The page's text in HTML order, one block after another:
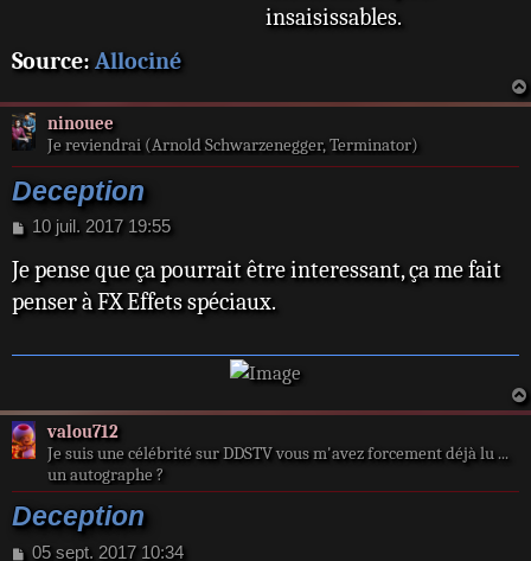
insaisissables.
Source: Allociné
ninouee
Je reviendrai (Arnold Schwarzenegger, Terminator)
Deception
M
s
s
a
e
10 juil. 2017 19:55
Je pense que ça pourrait être interessant, ça me fait
penser à FX Effets spéciaux.
valou712
Je suis une célébrité sur DDSTV vous m'avez forcement déjà lu ...
un autographe ?
Deception
M
05 sept. 2017 10:34